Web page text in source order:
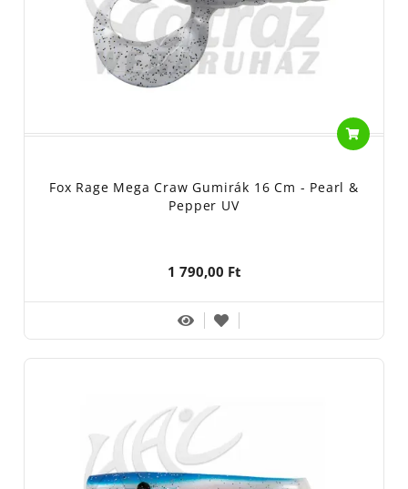
Fox Rage Mega Craw Gumirák 16 Cm - Pearl &
Pepper UV
1 790,00 Ft